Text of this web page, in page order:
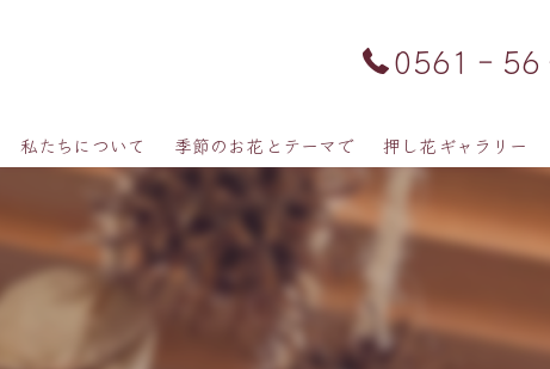
私たちについて 季節のお花とテーマで 押し花ギャラリー